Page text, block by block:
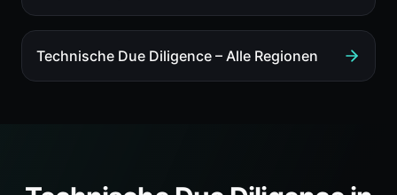
Technische Due Diligence – Alle Regionen